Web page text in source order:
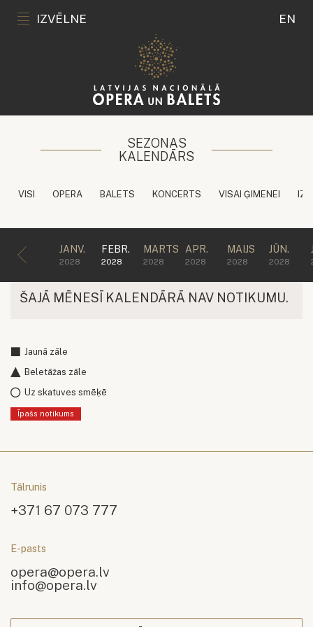
IZVĒLNE EN
SEZONAS
KALENDĀRS
VISI OPERA BALETS KONCERTS VISAI ĢIMENEI
JANV.
2028
FEBR.
2028
MARTS
2028
APR.
2028
MAIJS
2028
JŪN.
2028
ŠAJĀ MĒNESĪ KALENDĀRĀ NAV NOTIKUMU.
Jaunā zāle
Beletāžas zāle
Uz skatuves smēķē
Īpašs notikums
Tālrunis
+371 67 073 777
E-pasts
opera@opera.lv
info@opera.lv